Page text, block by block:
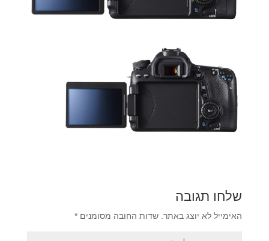
שלחו תגובה
האימייל לא יוצג באתר. שדות החובה מסומנים *